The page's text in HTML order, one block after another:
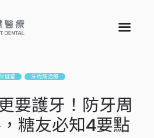
健室 牙周病治療
要護牙！防牙周
糖友必知4要點